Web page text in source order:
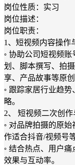
岗位性质：实习
岗位描述：
岗位职责：
1、短视频内容操作
◦ 协助公司短视频
划、脚本撰写、拍
享、产品故事等原创
◦ 跟踪家居行业趋
略。
2、 短视频二次创
◦ 对品牌拍摄的原
作适合抖音/视频号
◦ 结合热点、用户
效果与互动率。